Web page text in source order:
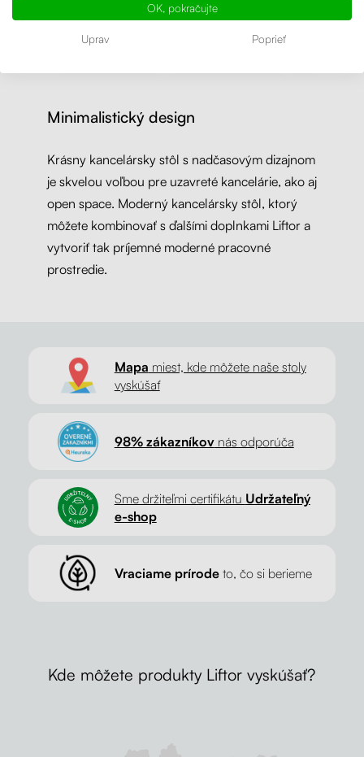
Minimalistický design
Krásny kancelársky stôl s nadčasovým dizajnom
je skvelou voľbou pre uzavreté kancelárie, ako aj
open space. Moderný kancelársky stôl, ktorý
môžete kombinovať s ďalšími doplnkami Liftor a
vytvoriť tak príjemné moderné pracovné
prostredie.
Mapa miest, kde môžete naše stoly
vyskúšať
98% zákazníkovnás odporúča
Sme držiteľmi certifikátu Udržateľný
e-shop
Vraciame prírodeto, čo si berieme
Kde môžete produkty Liftor vyskúšať?
OK, pokračujte
Uprav Poprieť